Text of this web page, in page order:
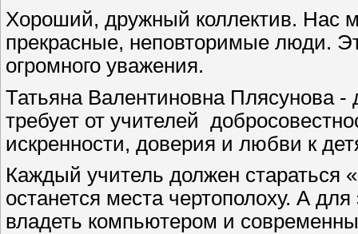
Хороший, дружный коллектив. Нас
прекрасные, неповторимые люди.
огромного уважения.
Татьяна Валентиновна Плясунова
требует от учителей
искренности, доверия и любви к
Каждый учитель должен стараться
останется места чертополоху. А
владеть компьютером и